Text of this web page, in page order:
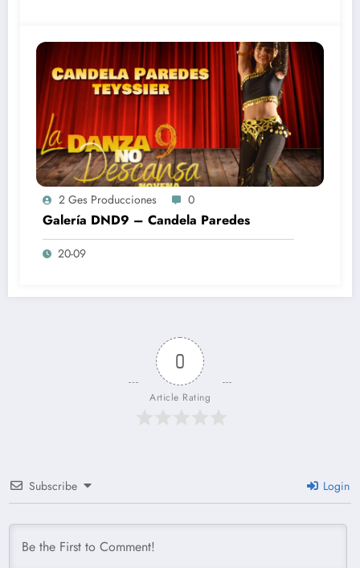
2 Ges Producciones 0
Galería DND9 – Candela Paredes
20-09
0
Article Rating
Subscribe Login